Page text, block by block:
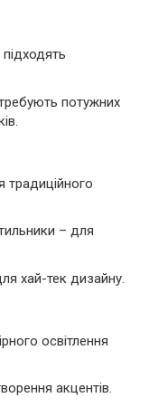
потужних
традиційного
– для
хай-тек дизайну.
освітлення
акцентів.